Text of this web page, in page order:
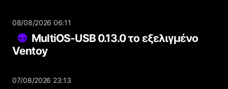
08/08/2026 06:11
MultiOS-USB 0.13.0 το εξελιγμένο
Ventoy
07/08/2026 23:13